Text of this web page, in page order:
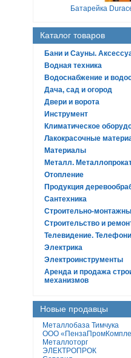
Батарейка
Каталог товаров
Бани и Сауны.
Водная техника
Водоснабжение и
Дача, сад и огород
Двери и ворота
Инструмент
Климатическое
Лакокрасочные
Материалы
Металл.
Отопление
Продукция
Сантехника
Строительно-
Строительство и
Телевидение.
Электрика
Электроинструменты
Аренда и продажа
механизмов
Новые продавцы
Металлобаза Тимчука
ООО
Металлоторг
ЭЛЕКТРОПРОК